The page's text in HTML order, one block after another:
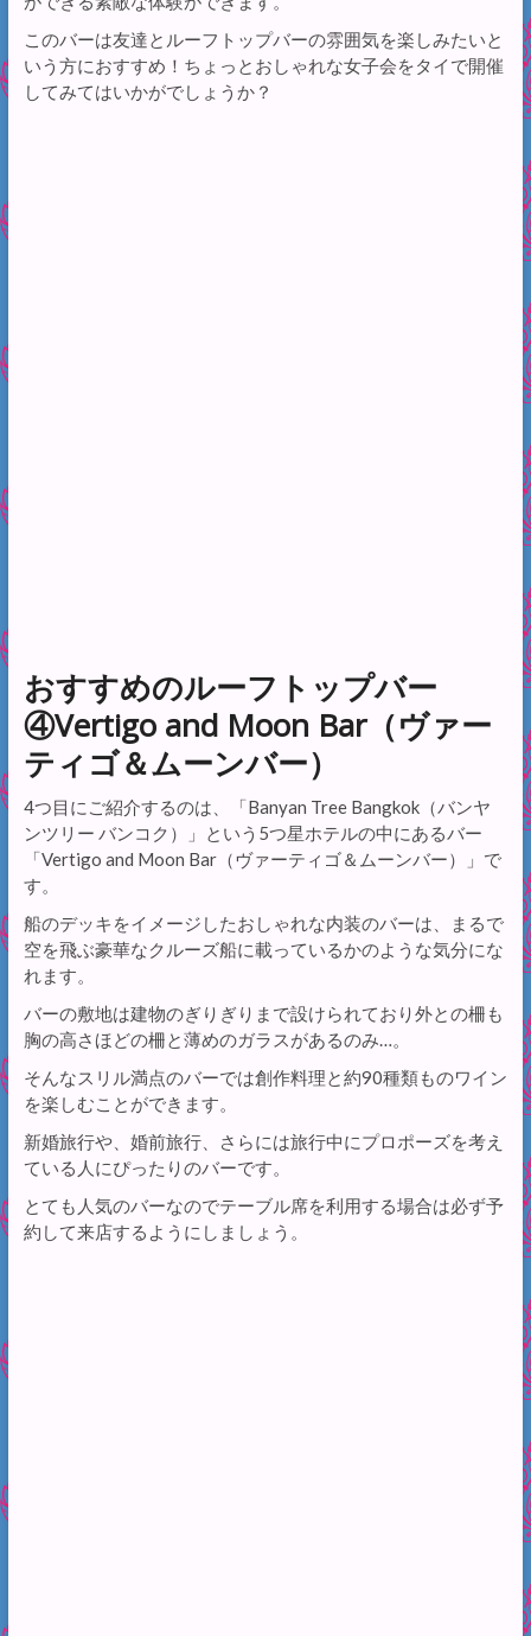
このバーは友達とルーフトップバーの雰囲気を楽しみたいと
いう方におすすめ！ちょっとおしゃれな女子会をタイで開催
してみてはいかがでしょうか？
おすすめのルーフトップバー
④Vertigo and Moon Bar（ヴァー
ティゴ＆ムーンバー）
4つ目にご紹介するのは、「Banyan Tree Bangkok（バンヤ
ンツリー バンコク）」という5つ星ホテルの中にあるバー
「Vertigo and Moon Bar（ヴァーティゴ＆ムーンバー）」で
す。
船のデッキをイメージしたおしゃれな内装のバーは、まるで
空を飛ぶ豪華なクルーズ船に載っているかのような気分にな
れます。
バーの敷地は建物のぎりぎりまで設けられており外との柵も
胸の高さほどの柵と薄めのガラスがあるのみ…。
そんなスリル満点のバーでは創作料理と約90種類ものワイン
を楽しむことができます。
新婚旅行や、婚前旅行、さらには旅行中にプロポーズを考え
ている人にぴったりのバーです。
とても人気のバーなのでテーブル席を利用する場合は必ず予
約して来店するようにしましょう。